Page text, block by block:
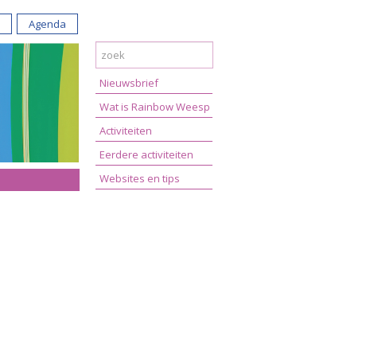
Agenda
Nieuwsbrief
Wat is Rainbow Weesp
Activiteiten
Eerdere activiteiten
Websites en tips